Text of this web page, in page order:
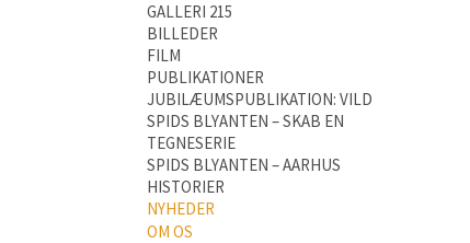
GALLERI 215
BILLEDER
FILM
PUBLIKATIONER
JUBILÆUMSPUBLIKATION: VILD
SPIDS BLYANTEN – SKAB EN
TEGNESERIE
SPIDS BLYANTEN – AARHUS
HISTORIER
NYHEDER
OM OS